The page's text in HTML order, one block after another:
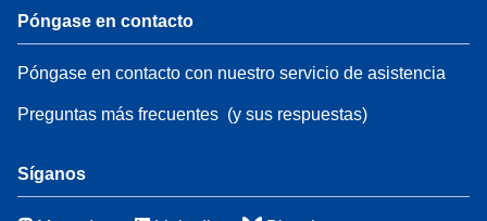
Póngase en contacto
Póngase en contacto con nuestro servicio de asistencia
Preguntas más frecuentes (y sus respuestas)
Síganos